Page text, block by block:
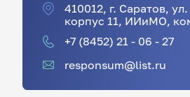
410012, г. Саратов,
корпус 11, ИИиМО,
+7 (8452) 21 - 06 - 27
responsum@list.ru